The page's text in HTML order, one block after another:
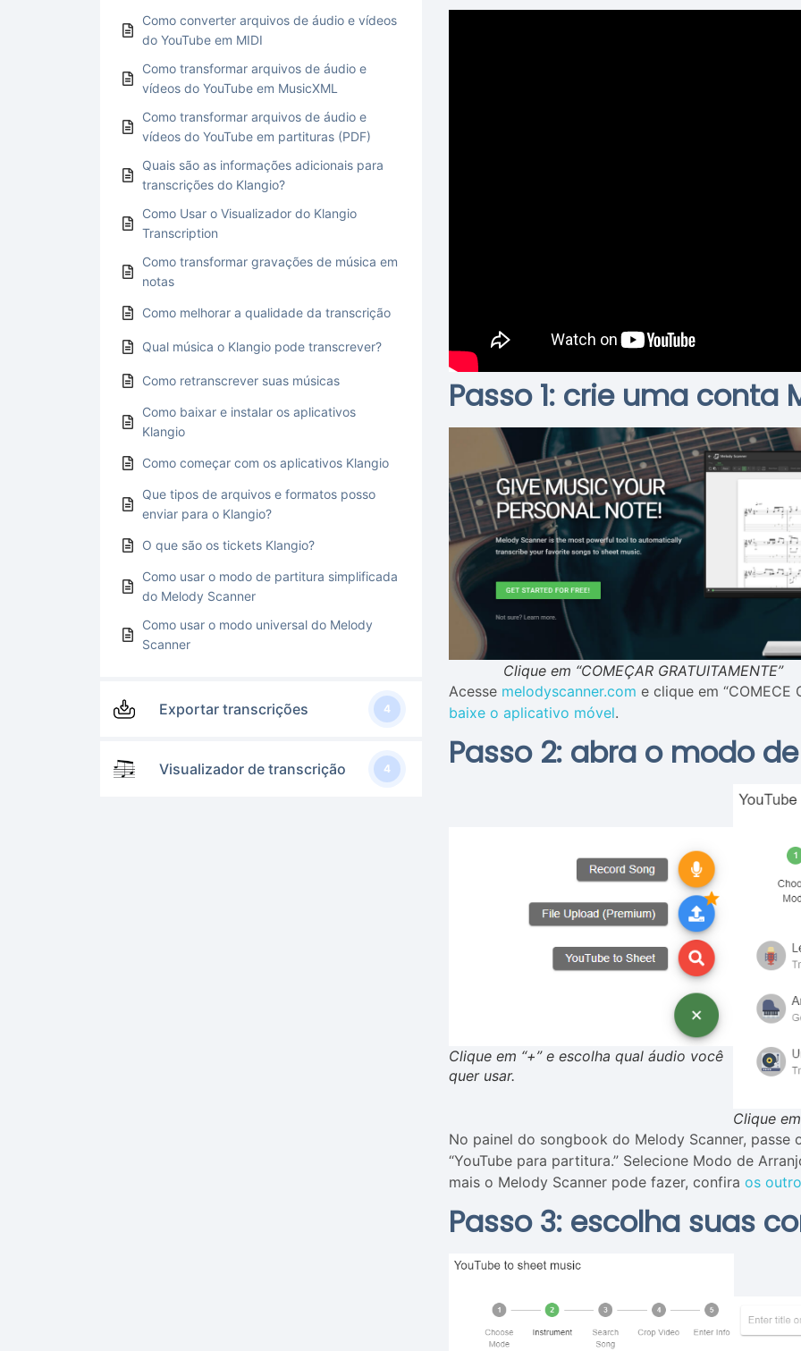
Como converter arquivos de áudio e vídeos
do YouTube em MIDI
Como transformar arquivos de áudio e
vídeos do YouTube em MusicXML
Como transformar arquivos de áudio e
vídeos do YouTube em partituras (PDF)
Quais são as informações adicionais para
transcrições do Klangio?
Como Usar o Visualizador do Klangio
Transcription
Como transformar gravações de música em
notas
Como melhorar a qualidade da transcrição
Qual música o Klangio pode transcrever?
Como retranscrever suas músicas
Como baixar e instalar os aplicativos
Klangio
Como começar com os aplicativos Klangio
Que tipos de arquivos e formatos posso
enviar para o Klangio?
O que são os tickets Klangio?
Como usar o modo de partitura simplificada
do Melody Scanner
Como usar o modo universal do Melody
Scanner
Exportar transcrições 4
Visualizador de transcrição 4
Passo 1: crie uma conta
Clique em “COMEÇAR GRATUITAMENTE”
Acesse melodyscanner.com e clique em “COMECE
baixe o aplicativo móvel.
Passo 2: abra o modo
Clique em “+” e escolha qual áudio você
quer usar.
Clique
No painel do songbook do Melody Scanner, passe
“YouTube para partitura.” Selecione Modo de
mais o Melody Scanner pode fazer, confira os
Passo 3: escolha suas